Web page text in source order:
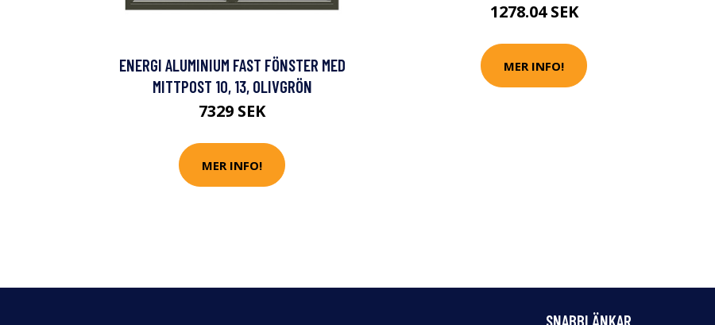
ENERGI ALUMINIUM FAST FÖNSTER MED
MITTPOST 10, 13, OLIVGRÖN
7329 SEK
MER INFO!
1278.04 SEK
MER INFO!
SNABBLÄNKAR